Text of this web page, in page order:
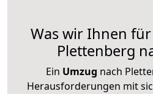
Was wir Ihnen
Plettenberg
Ein Umzug nach
Herausforderungen mit